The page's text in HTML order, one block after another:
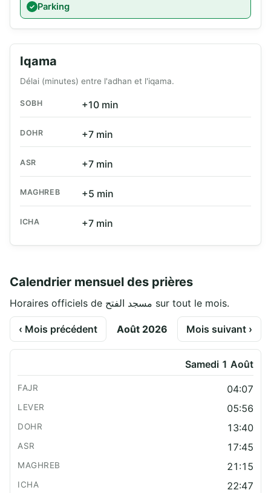
Parking
Iqama
Délai (minutes) entre l'adhan et l'iqama.
SOBH +10 min
DOHR +7 min
ASR +7 min
MAGHREB +5 min
ICHA +7 min
Calendrier mensuel des prières
Horaires officiels de مسجد الفتح sur tout le mois.
‹ Mois précédent Août 2026 Mois suivant ›
Samedi 1 Août
04:07
05:56
13:40
17:45
21:15
22:47